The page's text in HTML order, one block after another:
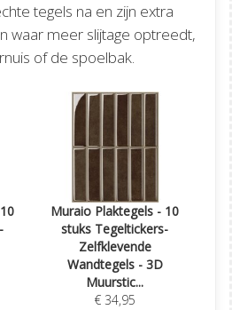
tegels na en zijn extra
waar meer slijtage optreedt,
of de spoelbak.
Muraio Plaktegels - 10
stuks Tegeltickers-
Zelfklevende
Wandtegels - 3D
Muurstic...
€ 34,95